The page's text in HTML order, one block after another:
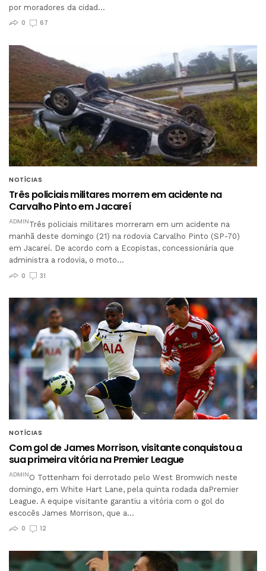
por moradores da cidad…
0
67
NOTÍCIAS
Três policiais militares morrem em acidente na
Carvalho Pinto em Jacareí
ADMINTrês policiais militares morreram em um acidente na
manhã deste domingo (21) na rodovia Carvalho Pinto (SP-70)
em Jacareí. De acordo com a Ecopistas, concessionária que
administra a rodovia, o moto…
0
31
NOTÍCIAS
Com gol de James Morrison, visitante conquistou a
sua primeira vitória na Premier League
ADMINO Tottenham foi derrotado pelo West Bromwich neste
domingo, em White Hart Lane, pela quinta rodada daPremier
League. A equipe visitante garantiu a vitória com o gol do
escocês James Morrison, que a…
0
12